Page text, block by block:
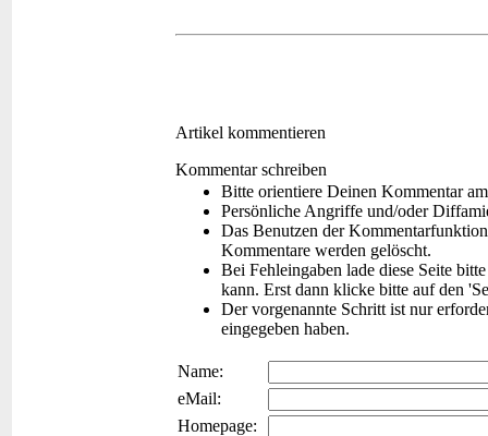
Artikel kommentieren
Kommentar schreiben
Bitte orientiere Deinen Kommentar
Persönliche Angriffe und/oder
Das Benutzen der
Kommentare werden gelöscht.
Bei Fehleingaben lade diese Seite
kann. Erst dann klicke bitte auf den
Der vorgenannte Schritt ist nur
eingegeben haben.
Name:
eMail:
Homepage: